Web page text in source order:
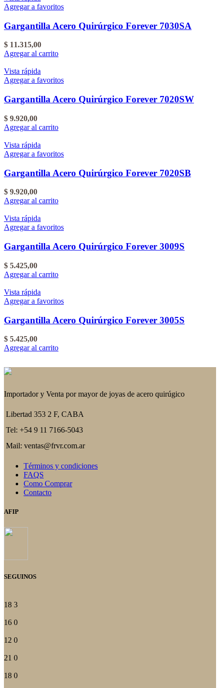
Agregar a favoritos
Gargantilla Acero Quirúrgico Forever 7030SA
$ 11.315,00
Agregar al carrito
Vista rápida
Agregar a favoritos
Gargantilla Acero Quirúrgico Forever 7020SW
$ 9.920,00
Agregar al carrito
Vista rápida
Agregar a favoritos
Gargantilla Acero Quirúrgico Forever 7020SB
$ 9.920,00
Agregar al carrito
Vista rápida
Agregar a favoritos
Gargantilla Acero Quirúrgico Forever 3009S
$ 5.425,00
Agregar al carrito
Vista rápida
Agregar a favoritos
Gargantilla Acero Quirúrgico Forever 3005S
$ 5.425,00
Agregar al carrito
Importador y Venta por mayor de joyas de acero quirúgico
Libertad 353 2 F, CABA
Tel: +54 9 11 7166-5043
Mail: ventas@frvr.com.ar
Términos y condiciones
FAQS
Como Comprar
Contacto
AFIP
SEGUINOS
18 3
16 0
12 0
21 0
18 0